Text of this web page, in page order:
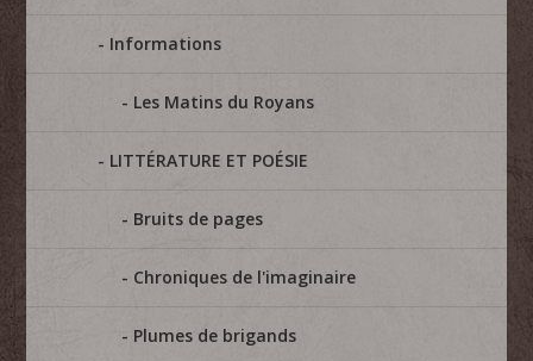
Informations
Les Matins du Royans
LITTÉRATURE ET POÉSIE
Bruits de pages
Chroniques de l'imaginaire
Plumes de brigands